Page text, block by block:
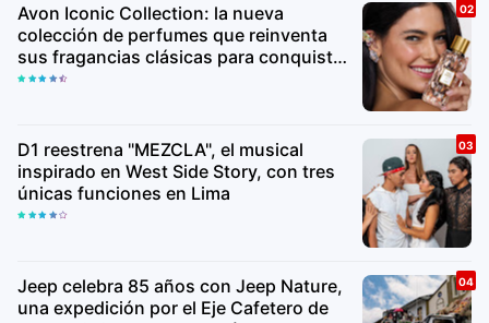
Avon Iconic Collection: la nueva
colección de perfumes que reinventa
sus fragancias clásicas para conquistar
nuevas generaciones
D1 reestrena "MEZCLA", el musical
inspirado en West Side Story, con tres
únicas funciones en Lima
Jeep celebra 85 años con Jeep Nature,
una expedición por el Eje Cafetero de